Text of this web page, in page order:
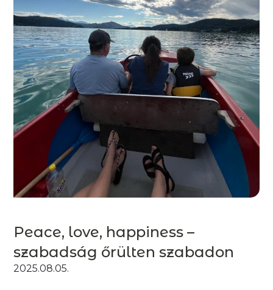
Peace, love, happiness –
szabadság őrülten szabadon
2025.08.05.